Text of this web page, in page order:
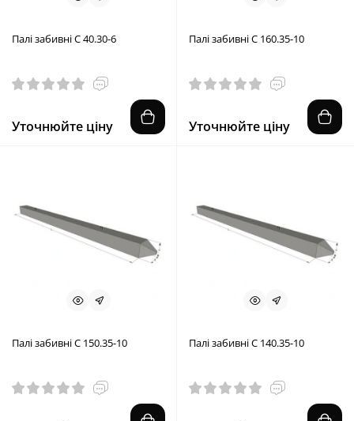
Палі забивні С 40.30-6
Уточнюйте ціну
Палі забивні С 160.35-10
Уточнюйте ціну
Палі забивні С 150.35-10 Палі забивні С 140.35-10